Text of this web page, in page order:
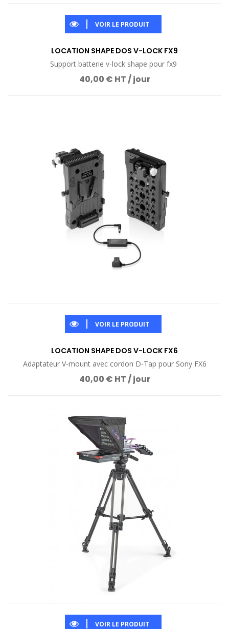
VOIR LE PRODUIT
LOCATION SHAPE DOS V-LOCK FX9
Support batterie v-lock shape pour fx9
40,00 € HT / jour
VOIR LE PRODUIT
LOCATION SHAPE DOS V-LOCK FX6
Adaptateur V-mount avec cordon D-Tap pour Sony FX6
40,00 € HT / jour
VOIR LE PRODUIT